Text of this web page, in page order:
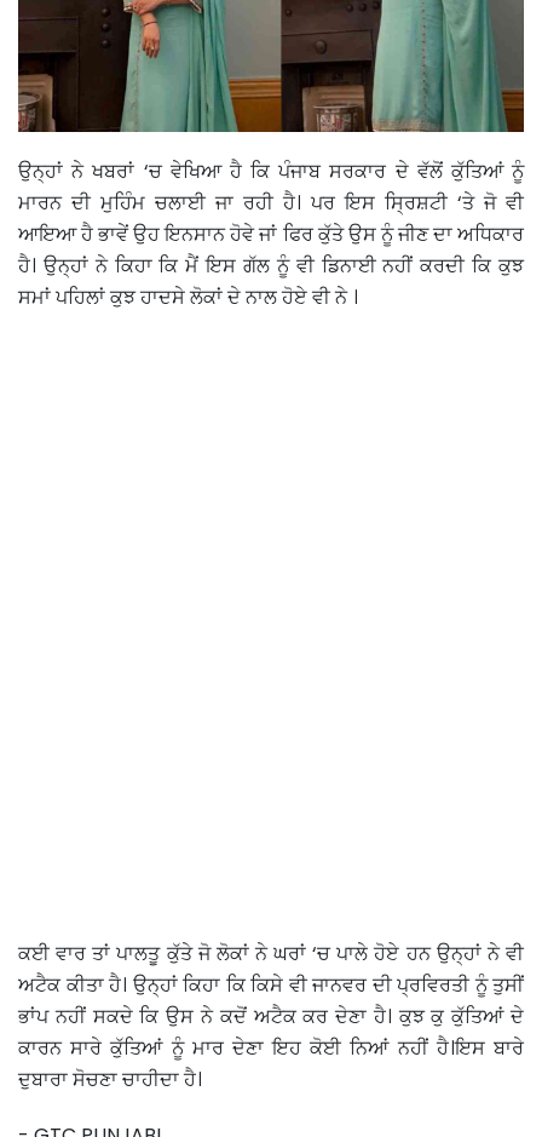
ਉਨ੍ਹਾਂ ਨੇ ਖਬਰਾਂ ‘ਚ ਵੇਖਿਆ ਹੈ ਕਿ ਪੰਜਾਬ ਸਰਕਾਰ ਦੇ ਵੱਲੋਂ ਕੁੱਤਿਆਂ ਨੂੰ
ਮਾਰਨ ਦੀ ਮੁਹਿੰਮ ਚਲਾਈ ਜਾ ਰਹੀ ਹੈ। ਪਰ ਇਸ ਸ੍ਰਿਸ਼ਟੀ ‘ਤੇ ਜੋ ਵੀ
ਆਇਆ ਹੈ ਭਾਵੇਂ ਉਹ ਇਨਸਾਨ ਹੋਵੇ ਜਾਂ ਫਿਰ ਕੁੱਤੇ ਉਸ ਨੂੰ ਜੀਣ ਦਾ ਅਧਿਕਾਰ
ਹੈ। ਉਨ੍ਹਾਂ ਨੇ ਕਿਹਾ ਕਿ ਮੈਂ ਇਸ ਗੱਲ ਨੂੰ ਵੀ ਡਿਨਾਈ ਨਹੀਂ ਕਰਦੀ ਕਿ ਕੁਝ
ਸਮਾਂ ਪਹਿਲਾਂ ਕੁਝ ਹਾਦਸੇ ਲੋਕਾਂ ਦੇ ਨਾਲ ਹੋਏ ਵੀ ਨੇ ।
ਕਈ ਵਾਰ ਤਾਂ ਪਾਲਤੂ ਕੁੱਤੇ ਜੋ ਲੋਕਾਂ ਨੇ ਘਰਾਂ ‘ਚ ਪਾਲੇ ਹੋਏ ਹਨ ਉਨ੍ਹਾਂ ਨੇ ਵੀ
ਅਟੈਕ ਕੀਤਾ ਹੈ। ਉਨ੍ਹਾਂ ਕਿਹਾ ਕਿ ਕਿਸੇ ਵੀ ਜਾਨਵਰ ਦੀ ਪ੍ਰਵਿਰਤੀ ਨੂੰ ਤੁਸੀਂ
ਭਾਂਪ ਨਹੀਂ ਸਕਦੇ ਕਿ ਉਸ ਨੇ ਕਦੋਂ ਅਟੈਕ ਕਰ ਦੇਣਾ ਹੈ। ਕੁਝ ਕੁ ਕੁੱਤਿਆਂ ਦੇ
ਕਾਰਨ ਸਾਰੇ ਕੁੱਤਿਆਂ ਨੂੰ ਮਾਰ ਦੇਣਾ ਇਹ ਕੋਈ ਨਿਆਂ ਨਹੀਂ ਹੈ।ਇਸ ਬਾਰੇ
ਦੁਬਾਰਾ ਸੋਚਣਾ ਚਾਹੀਦਾ ਹੈ।